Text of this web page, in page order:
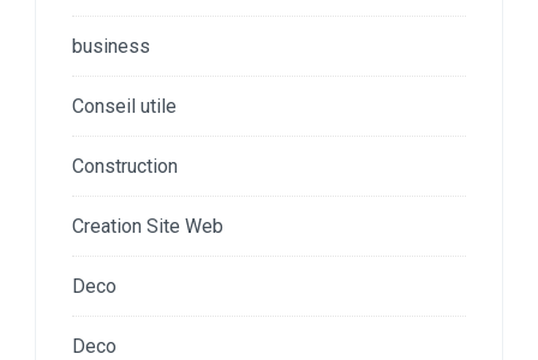
business
Conseil utile
Construction
Creation Site Web
Deco
Deco